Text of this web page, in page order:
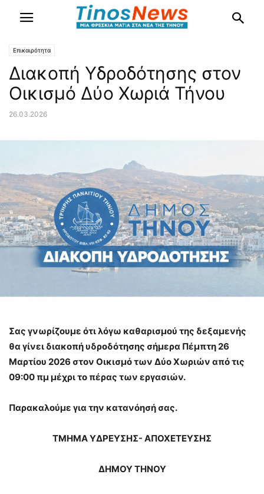
Επικαιρότητα
Διακοπή Υδροδότησης στον
Οικισμό Δύο Χωριά Τήνου
26.03.2026
Σας γνωρίζουμε ότι λόγω καθαρισμού της δεξαμενής
θα γίνει διακοπή υδροδότησης σήμερα Πέμπτη 26
Μαρτίου 2026 στον Οικισμό των Δύο Χωριών από τις
09:00 πμ μέχρι το πέρας των εργασιών.
Παρακαλούμε για την κατανόησή σας.
ΤΜΗΜΑ ΥΔΡΕΥΣΗΣ- ΑΠΟΧΕΤΕΥΣΗΣ
ΔΗΜΟΥ ΤΗΝΟΥ